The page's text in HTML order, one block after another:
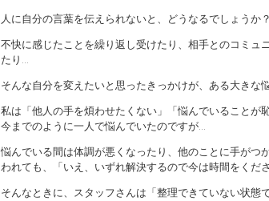
人に自分の言葉を伝えられないと、どうなるでしょうか？
不快に感じたことを繰り返し受けたり、相手とのコミュ
たり…
そんな自分を変えたいと思ったきっかけが、ある大きな
私は「他人の手を煩わせたくない」「悩んでいることが
今までのように一人で悩んでいたのですが…
悩んでいる間は体調が悪くなったり、他のことに手が
われても、「いえ、いずれ解決するので今は時間をくだ
そんなときに、スタッフさんは「整理できていない状